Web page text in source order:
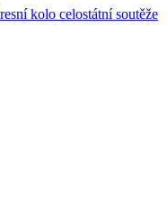
kolo celostátní soutěže